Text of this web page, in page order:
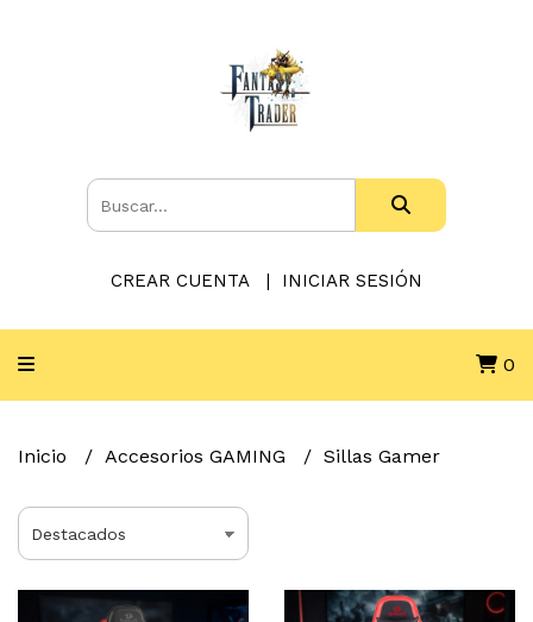
CREAR CUENTA INICIAR SESIÓN
0
Inicio Accesorios GAMING Sillas Gamer